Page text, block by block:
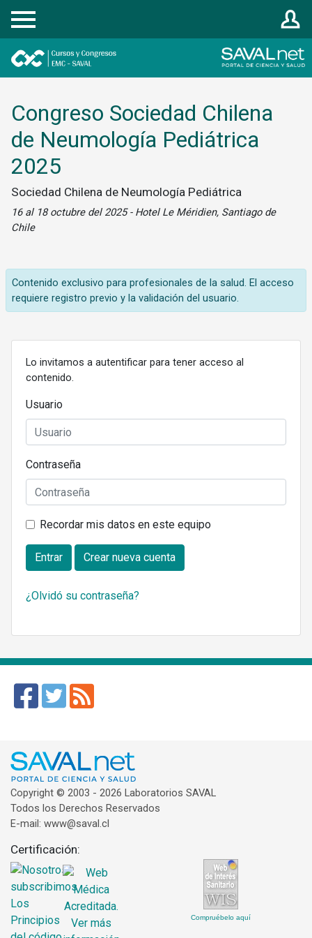
Registrarse
Congreso Sociedad Chilena
de Neumología Pediátrica
2025
Sociedad Chilena de Neumología Pediátrica
16 al 18 octubre del 2025 - Hotel Le Méridien, Santiago de
Chile
Contenido exclusivo para profesionales de la salud. El acceso
requiere registro previo y la validación del usuario.
Lo invitamos a autentificar para tener acceso al
contenido.
Usuario
Contraseña
Recordar mis datos en este equipo
Entrar Crear nueva cuenta
¿Olvidó su contraseña?
Copyright © 2003 - 2026 Laboratorios SAVAL
Todos los Derechos Reservados
E-mail: www@saval.cl
Certificación:
Compruébelo aquí